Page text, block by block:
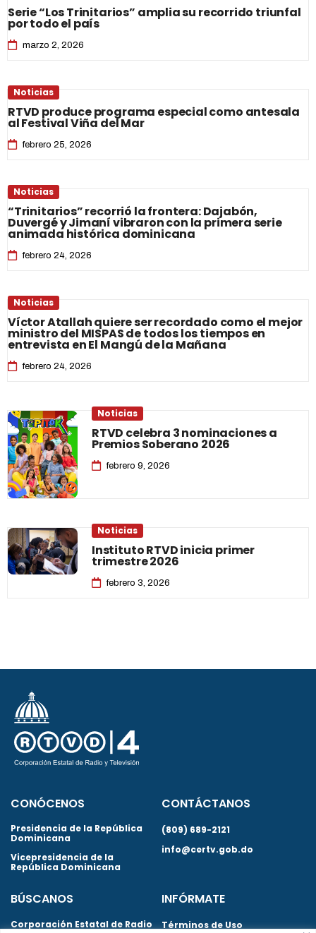
Serie “Los Trinitarios” amplia su recorrido triunfal
por todo el país
marzo 2, 2026
Noticias
RTVD produce programa especial como antesala
al Festival Viña del Mar
febrero 25, 2026
Noticias
“Trinitarios” recorrió la frontera: Dajabón,
Duvergé y Jimaní vibraron con la primera serie
animada histórica dominicana
febrero 24, 2026
Noticias
Víctor Atallah quiere ser recordado como el mejor
ministro del MISPAS de todos los tiempos en
entrevista en El Mangú de la Mañana
febrero 24, 2026
Noticias
RTVD celebra 3 nominaciones a
Premios Soberano 2026
febrero 9, 2026
Noticias
Instituto RTVD inicia primer
trimestre 2026
febrero 3, 2026
CONÓCENOS
Presidencia de la República
Dominicana
Vicepresidencia de la
República Dominicana
CONTÁCTANOS
(809) 689-2121
info@certv.gob.do
BÚSCANOS
Corporación Estatal de Radio
INFÓRMATE
Términos de Uso